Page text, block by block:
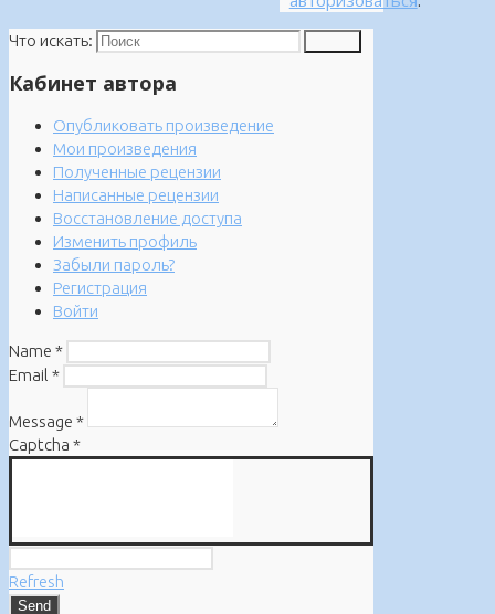
Что искать:
Кабинет автора
Опубликовать произведение
Мои произведения
Полученные рецензии
Написанные рецензии
Восстановление доступа
Изменить профиль
Забыли пароль?
Регистрация
Войти
Name *
Email *
Message *
Captcha *
Refresh